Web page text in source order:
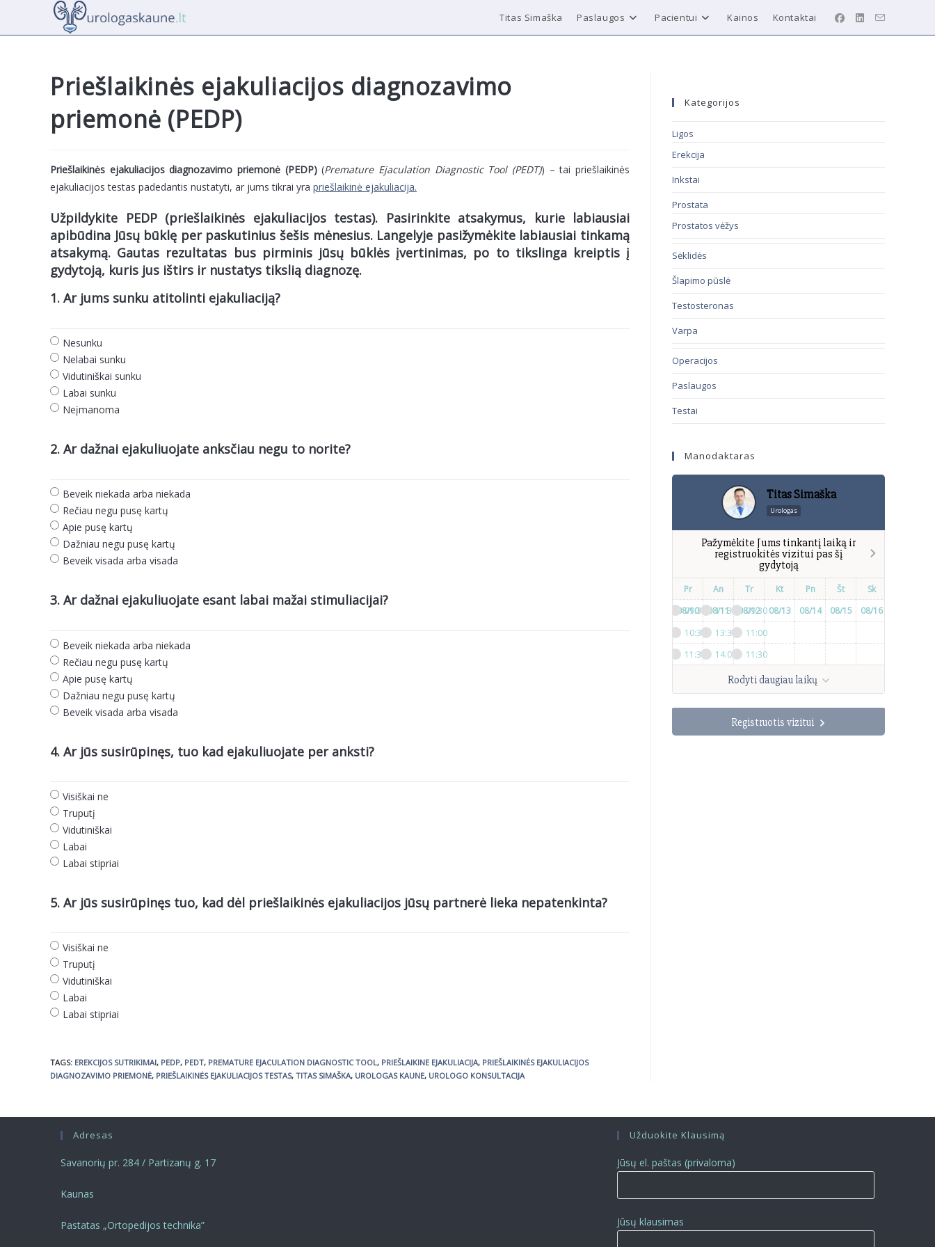
Titas Simaška Paslaugos Pacientui Kainos Kontaktai
Priešlaikinės ejakuliacijos diagnozavimo
priemonė (PEDP)
Priešlaikinės ejakuliacijos diagnozavimo priemonė (PEDP)(Premature Ejaculation Diagnostic Tool (PEDT)) – tai priešlaikinės
ejakuliacijos testas padedantis nustatyti, ar jums tikrai yra priešlaikinė ejakuliacija.
Užpildykite PEDP (priešlaikinės ejakuliacijos testas). Pasirinkite atsakymus, kurie labiausiai
apibūdina Jūsų būklę per paskutinius šešis mėnesius. Langelyje pasižymėkite labiausiai tinkamą
atsakymą. Gautas rezultatas bus pirminis jūsų būklės įvertinimas, po to tikslinga kreiptis į
gydytoją, kuris jus ištirs ir nustatys tikslią diagnozę.
1. Ar jums sunku atitolinti ejakuliaciją?
Nesunku
Nelabai sunku
Vidutiniškai sunku
Labai sunku
Neįmanoma
2. Ar dažnai ejakuliuojate anksčiau negu to norite?
Beveik niekada arba niekada
Rečiau negu pusę kartų
Apie pusę kartų
Dažniau negu pusę kartų
Beveik visada arba visada
3. Ar dažnai ejakuliuojate esant labai mažai stimuliacijai?
Beveik niekada arba niekada
Rečiau negu pusę kartų
Apie pusę kartų
Dažniau negu pusę kartų
Beveik visada arba visada
4. Ar jūs susirūpinęs, tuo kad ejakuliuojate per anksti?
Visiškai ne
Truputį
Vidutiniškai
Labai
Labai stipriai
5. Ar jūs susirūpinęs tuo, kad dėl priešlaikinės ejakuliacijos jūsų partnerė lieka nepatenkinta?
Visiškai ne
Truputį
Vidutiniškai
Labai
Labai stipriai
TAGS: EREKCIJOS SUTRIKIMAI, PEDP, PEDT, PREMATURE EJACULATION DIAGNOSTIC TOOL, PRIEŠLAIKINE EJAKULIACIJA, PRIEŠLAIKINĖS EJAKULIACIJOS
DIAGNOZAVIMO PRIEMONĖ, PRIEŠLAIKINĖS EJAKULIACIJOS TESTAS, TITAS SIMAŠKA, UROLOGAS KAUNE, UROLOGO KONSULTACIJA
Kategorijos
Ligos
Erekcija
Inkstai
Prostata
Prostatos vėžys
Sėklidės
Šlapimo pūslė
Testosteronas
Varpa
Operacijos
Paslaugos
Testai
Manodaktaras
Titas Simaška
Urologas
Pažymėkite Jums tinkantį laiką ir
registruokitės vizitui pas šį
gydytoją
Pr
08/10
09:30
10:30
11:30
An
08/11
11:30
13:30
14:00
Tr
08/12
09:30
11:00
11:30
Kt
08/13
Pn
08/14
Št
08/15
Sk
08/16
Rodyti daugiau laikų
Registruotis vizitui
Adresas
Savanorių pr. 284 / Partizanų g. 17
Kaunas
Pastatas „Ortopedijos technika”
Užduokite Klausimą
Jūsų el. paštas (privaloma)
Jūsų klausimas